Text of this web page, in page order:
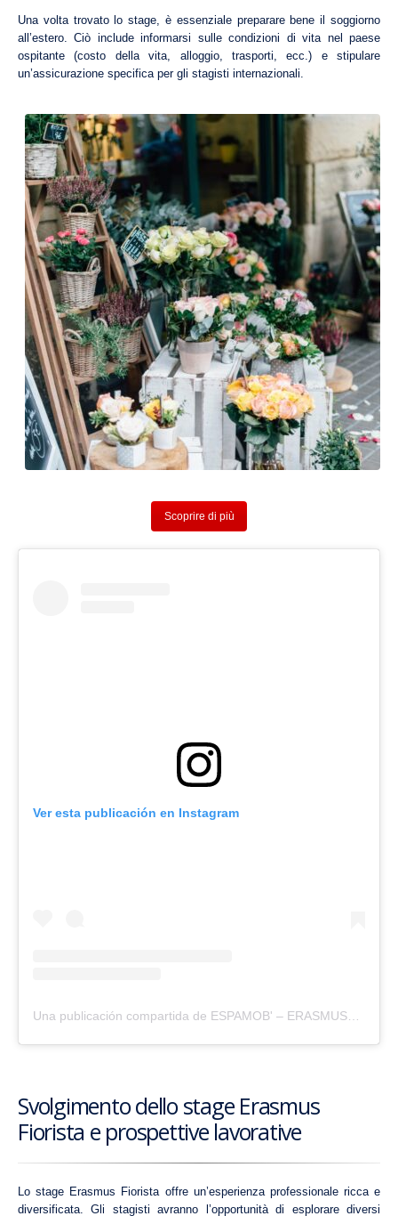
Una volta trovato lo stage, è essenziale preparare bene il soggiorno
all’estero. Ciò include informarsi sulle condizioni di vita nel paese
ospitante (costo della vita, alloggio, trasporti, ecc.) e stipulare
un’assicurazione specifica per gli stagisti internazionali.
Scoprire di più
Ver esta publicación en Instagram
Svolgimento dello stage Erasmus
Fiorista e prospettive lavorative
Lo stage Erasmus Fiorista offre un’esperienza professionale ricca e
diversificata. Gli stagisti avranno l’opportunità di esplorare diversi